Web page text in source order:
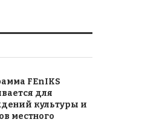
FEnIKS
для
культуры и
местного